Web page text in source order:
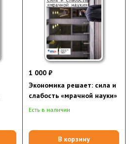
1 000 ₽
Экономика решает: сила и
слабость «мрачной науки»
Есть в наличии
В корзину